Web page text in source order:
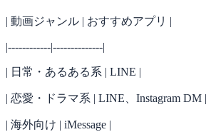
| 動画ジャンル | おすすめアプリ |
|------------|--------------|
| 日常・あるある系 | LINE |
| 恋愛・ドラマ系 | LINE、Instagram DM |
| 海外向け | iMessage |